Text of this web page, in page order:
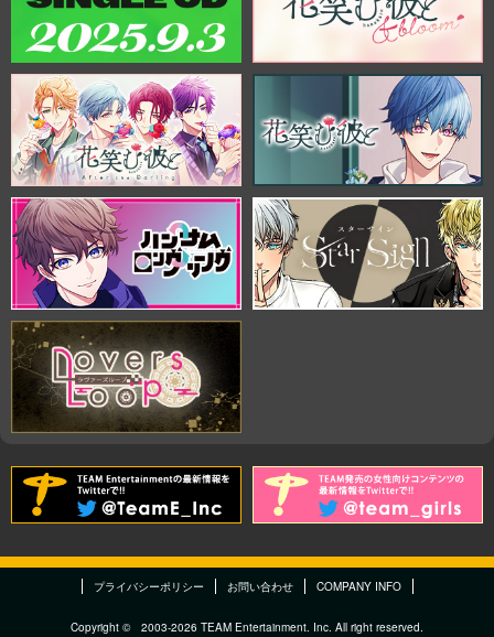
プライバシーポリシー お問い合わせ COMPANY INFO
Copyright © 2003-2026 TEAM Entertainment. Inc. All right reserved.